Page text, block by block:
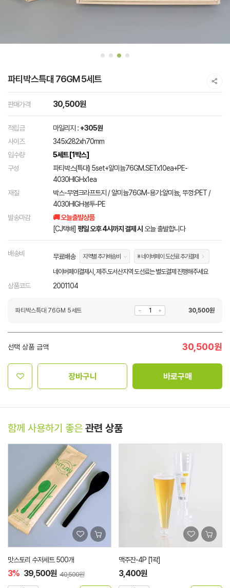
파티박스특대 76GM 5세트
판매가격 30,500원
적립금 마일리지 : +305원
사이즈
345x282xh70mm
입수량
5세트 [1박스]
구성
파티박스(특대) 5set+알미늄76GM.SETx10ea+PE-
4030HIGHx1ea
재질
박스-무염크라프트지 / 알미늄76GM-용기:알미늄, 뚜껑:PET /
4030HIGH봉투-PE
발송마감
🚚 오늘출발상품
[CJ택배] 평일 오후 4시까지 결제 시 오늘 출발합니다
배송비 무료배송 지역별 추가배송비 ※ 네이버페이 도선료 추가결제
네이버페이결제시, 제주.도서산지역 도선료는 별도결제 진행해주세요
상품코드 2001104
파티박스특대 76GM 5세트 30,500원
선택 상품 금액 30,500원
장바구니 바로구매
함께 사용하기 좋은 관련 상품
맛스토리 수저세트 500개
3% 39,500원 40,500원
맥주잔-4P [1곽]
3,400원